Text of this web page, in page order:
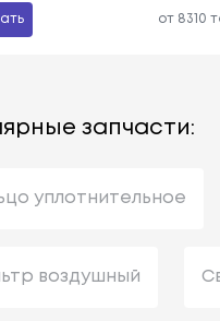
от 8310
запчасти:
уплотнительное
воздушный